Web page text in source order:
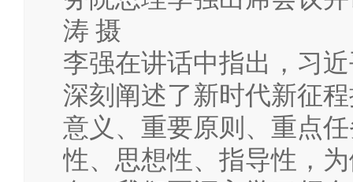
涛 摄
李强在讲话中指出，习
深刻阐述了新时代新征
意义、重要原则、重点
性、思想性、指导性，